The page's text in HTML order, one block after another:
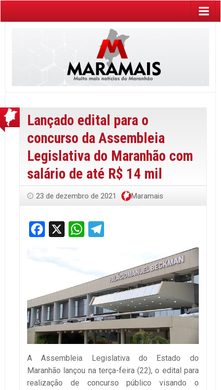
Lançado edital para o
concurso da Assembleia
Legislativa do Maranhão com
salário de até R$ 14 mil
23 de dezembro de 2021 Maramais
Facebook
X WhatsApp
A Assembleia Legislativa do Estado do
Maranhão lançou na terça-feira (22), o edital para
realização de concurso público visando o